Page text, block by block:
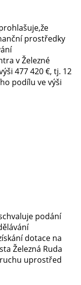
prostředky
v Železné
477 420 €, tj. 12
podílu ve výši
podání
dotace na
Železná Ruda
uprostřed